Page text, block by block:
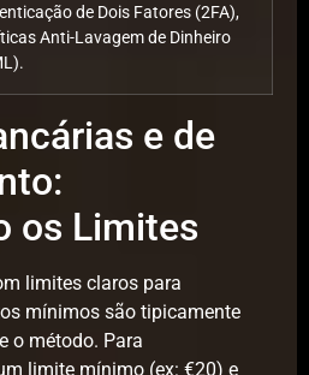
de Dois Fatores (2FA),
Anti-Lavagem de Dinheiro
e de
os Limites
limites claros para
mínimos são tipicamente
o método. Para
limite mínimo (ex: €20) e